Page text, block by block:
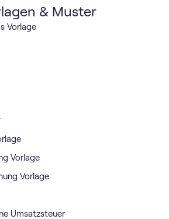
& Muster
Vorlage
Vorlage
Vorlage
Umsatzsteuer